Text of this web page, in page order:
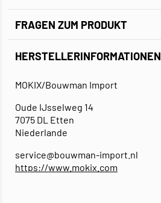
FRAGEN ZUM PRODUKT
HERSTELLERINFORMATIONEN
MOKIX/Bouwman Import
Oude IJsselweg 14
7075 DL Etten
Niederlande
service@bouwman-import.nl
https://www.mokix.com